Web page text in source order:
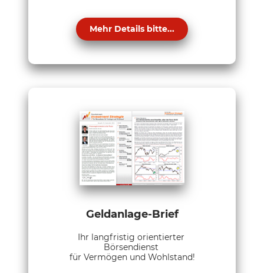
Mehr Details bitte...
Geldanlage-Brief
Ihr langfristig orientierter
Börsendienst
für Vermögen und Wohlstand!